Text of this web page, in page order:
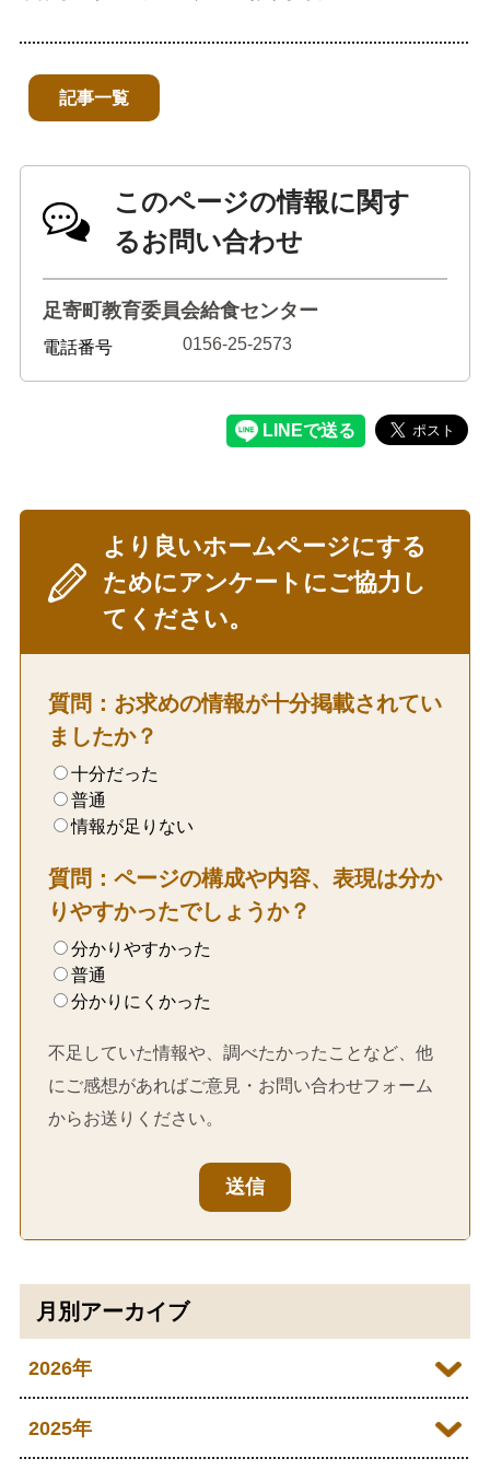
記事一覧
このページの情報に関す
るお問い合わせ
足寄町教育委員会給食センター
電話番号 0156-25-2573
より良いホームページにする
ためにアンケートにご協力し
てください。
質問：お求めの情報が十分掲載されてい
ましたか？
十分だった
普通
情報が足りない
質問：ページの構成や内容、表現は分か
りやすかったでしょうか？
分かりやすかった
普通
分かりにくかった
不足していた情報や、調べたかったことなど、他
にご感想があればご意見・お問い合わせフォーム
からお送りください。
送信
月別アーカイブ
2026年
2026年07月
2025年